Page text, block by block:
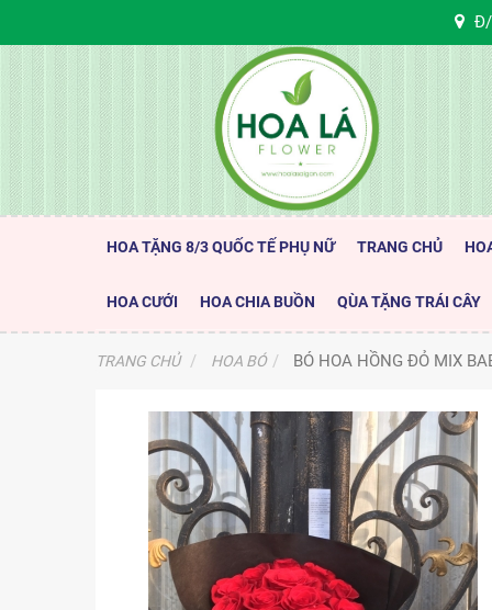
Đ/
HOA TẶNG 8/3 QUỐC TẾ PHỤ NỮ TRANG CHỦ
HOA CƯỚI HOA CHIA BUỒN QÙA TẶNG TRÁI CÂY
TRANG CHỦ HOA BÓ BÓ HOA HỒNG ĐỎ MIX